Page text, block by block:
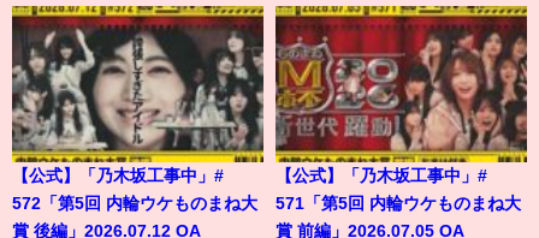
【公式】「乃木坂工事中」#
572「第5回 内輪ウケものまね大
賞 後編」2026.07.12 OA
【公式】「乃木坂工事中」#
571「第5回 内輪ウケものまね大
賞 前編」2026.07.05 OA